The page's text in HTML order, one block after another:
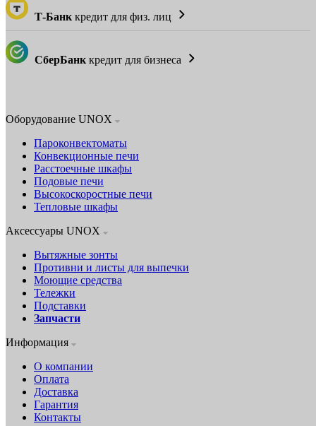
Т-Банк кредит для физ. лиц
СберБанк кредит для бизнеса
Оборудование UNOX
Пароконвектоматы
Конвекционные печи
Расстоечные шкафы
Подовые печи
Высокоскоростные печи
Тепловые шкафы
Аксессуары UNOX
Вытяжные зонты
Противни и листы для выпечки
Моющие средства
Тележки
Подставки
Запчасти
Информация
О компании
Оплата
Доставка
Гарантия
Контакты